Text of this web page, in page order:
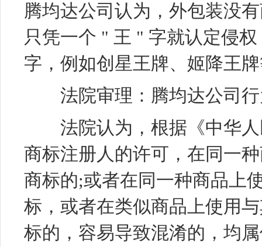
腾均达公司认为，外包装没
只凭一个 " 王 " 字就认定侵
字，例如创星王牌、姬降王
法院审理：腾均达公司行
法院认为，根据《中华人
商标注册人的许可，在同一
商标的;或者在同一种商品上
标，或者在类似商品上使用
标的，容易导致混淆的，均